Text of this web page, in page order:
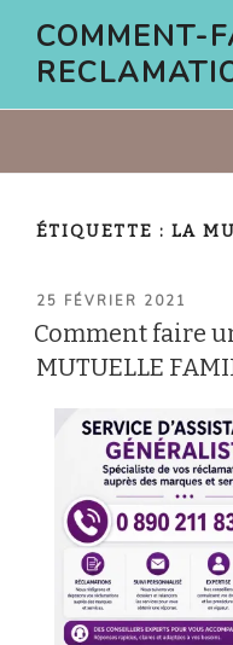
contenu
COMMENT-
ÉTIQUETTE : LA
PUBLIÉ
LE
25 FÉVRIER 2021
Comment faire
MUTUELLE